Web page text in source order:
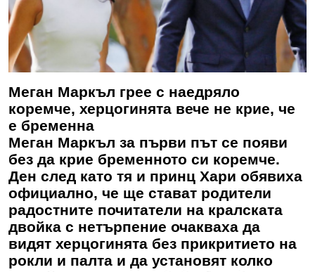
Меган Маркъл грее с наедряло
коремче, херцогинята вече не крие, че
е бременна
Меган Маркъл за първи път се появи
без да крие бременното си коремче.
Ден след като тя и принц Хари обявиха
официално, че ще стават родители
радостните почитатели на кралската
двойка с нетърпение очакваха да
видят херцогинята без прикритието на
рокли и палта и да установят колко